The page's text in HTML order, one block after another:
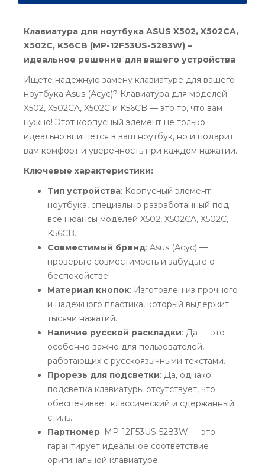
Клавиатура для ноутбука ASUS X502, X502CA,
X502C, K56CB (MP-12F53US-5283W) –
идеальное решение для вашего устройства
Ищете надежную замену клавиатуре для вашего
ноутбука Asus (Асус)? Клавиатура для моделей
X502, X502CA, X502C и K56CB — это то, что вам
нужно! Этот корпусный элемент не только
идеально впишется в ваш ноутбук, но и подарит
вам комфорт и уверенность при каждом нажатии.
Ключевые характеристики:
Тип устройства: Корпусный элемент
ноутбука, специально разработанный под
все нюансы моделей X502, X502CA, X502C,
K56CB.
Совместимый бренд: Asus (Асус) —
проверьте совместимость и забудьте о
беспокойстве!
Материал кнопок: Изготовлен из прочного
и надежного пластика, который выдержит
тысячи нажатий.
Наличие русской раскладки: Да — это
особенно важно для пользователей,
работающих с русскоязычными текстами.
Прорезь для подсветки: Да, однако
подсветка клавиатуры отсутствует, что
обеспечивает классический и сдержанный
стиль.
Партномер: MP-12F53US-5283W — это
гарантирует идеальное соответствие
оригинальной клавиатуре.